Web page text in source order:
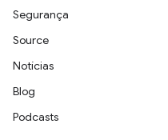
Segurança
Source
Notícias
Blog
Podcasts